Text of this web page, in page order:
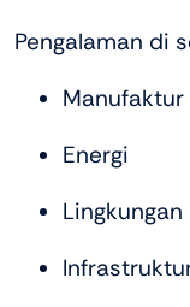
Pengalaman di
Manufaktur
Energi
Lingkungan